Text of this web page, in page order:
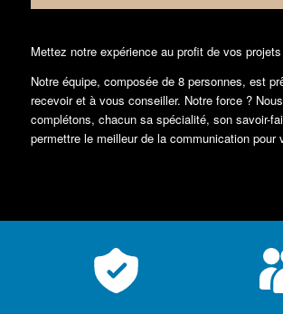
Mettez notre expérience au profit de vos projets
Notre équipe, composée de 8 personnes, est
recevoir et à vous conseiller. Notre force ?
complétons, chacun sa spécialité, son savoir-
permettre le meilleur de la communication pour